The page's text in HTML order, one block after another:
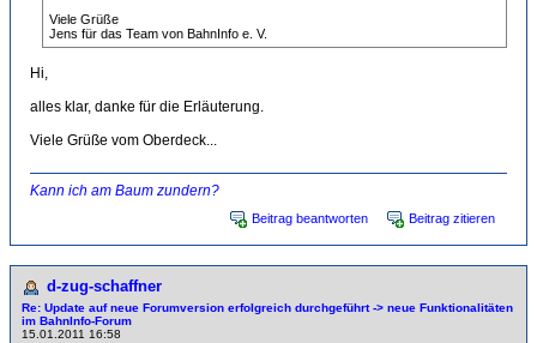
Viele Grüße
Jens für das Team von BahnInfo e. V.
Hi,
alles klar, danke für die Erläuterung.
Viele Grüße vom Oberdeck...
Kann ich am Baum zundern?
Beitrag beantworten Beitrag zitieren
d-zug-schaffner
Re: Update auf neue Forumversion erfolgreich durchgeführt -> neue Funktionalitäten
im BahnInfo-Forum
15.01.2011 16:58